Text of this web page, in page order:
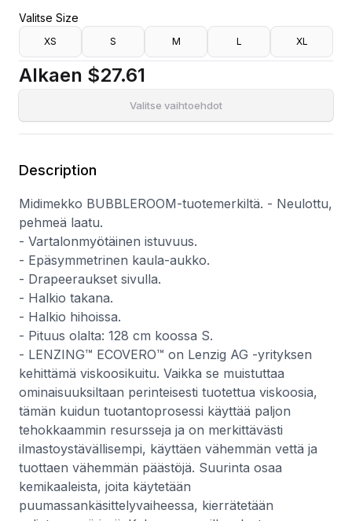
- Epäsymmetrinen kaula-aukko.
- Drapeeraukset sivulla.
- Halkio takana.
- Halkio hihoissa.
- Pituus olalta: 128 cm koossa S.
- LENZING™ ECOVERO™ on Lenzig AG -yrityksen kehittämä
perinteisesti tuotettua viskoosia, tämän kuidun
on merkittävästi ilmastoystävällisempi, käyttäen vähemmän
vettä ja tuottaen vähemmän päästöjä. Suurinta osaa
kierrätetään suljetussa piirissä. Koko prosessilla, alusta
lopulliseen kuituun, on EU:n virallinen ympäristösertifikaatti eli
EU- Ecolabel.
Valitse Size
XS S M L XL
Alkaen $27.61
Valitse vaihtoehdot
Description
Midimekko BUBBLEROOM-tuotemerkiltä. - Neulottu,
pehmeä laatu.
- Vartalonmyötäinen istuvuus.
- Epäsymmetrinen kaula-aukko.
- Drapeeraukset sivulla.
- Halkio takana.
- Halkio hihoissa.
- Pituus olalta: 128 cm koossa S.
- LENZING™ ECOVERO™ on Lenzig AG -yrityksen
kehittämä viskoosikuitu. Vaikka se muistuttaa
ominaisuuksiltaan perinteisesti tuotettua viskoosia,
tämän kuidun tuotantoprosessi käyttää paljon
tehokkaammin resursseja ja on merkittävästi
ilmastoystävällisempi, käyttäen vähemmän vettä ja
tuottaen vähemmän päästöjä. Suurinta osaa
kemikaaleista, joita käytetään
puumassankäsittelyvaiheessa, kierrätetään